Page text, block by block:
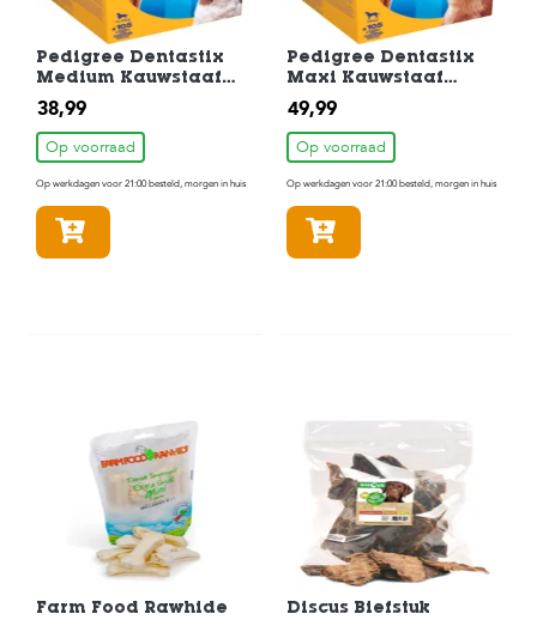
Pedigree Dentastix
Medium Kauwstaaf
Gebitsverzorgende
Hondensnack 105
Stuks
38,99
Op voorraad
Op werkdagen voor 21:00 besteld, morgen in huis
Pedigree Dentastix
Maxi Kauwstaaf
Gebitsverzorgende
Hondensnack 105
Stuks
49,99
Op voorraad
Op werkdagen voor 21:00 besteld, morgen in huis
Farm Food Rawhide
Discus Biefstuk